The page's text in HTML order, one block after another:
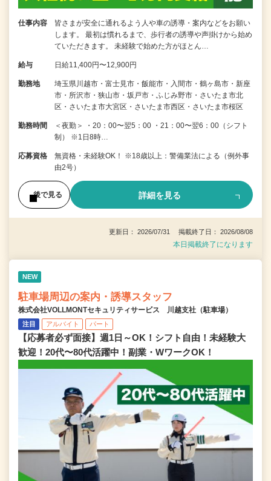
仕事内容
皆さまが安全に通れるよう人や車の誘導・案内などをお願い
します。 最初は慣れるまで、歩行者の誘導や声掛けから始め
ていただきます。 未経験で始めた方がほとん…
給与 日給11,400円〜12,900円
勤務地
埼玉県川越市・富士見市・飯能市・入間市・鶴ヶ島市・新座
市・所沢市・狭山市・坂戸市・ふじみ野市・さいたま市北
区・さいたま市大宮区・さいたま市西区・さいたま市桜区
勤務時間
＜夜勤＞ ・20：00〜翌5：00 ・21：00〜翌6：00（シフト
制） ※1日8時…
応募資格
無資格・未経験OK！ ※18歳以上：警備業法による（例外事
由2号）
後で見る 詳細を見る
更新日： 2026/07/31 掲載終了日： 2026/08/08
本日掲載終了になります
NEW
駐車場周辺の案内・誘導スタッフ
株式会社VOLLMONTセキュリティサービス 川越支社（駐車場）
注目 アルバイト パート
【応募者必ず面接】週1日～OK！シフト自由！未経験大
歓迎！20代〜80代活躍中！副業・WワークOK！